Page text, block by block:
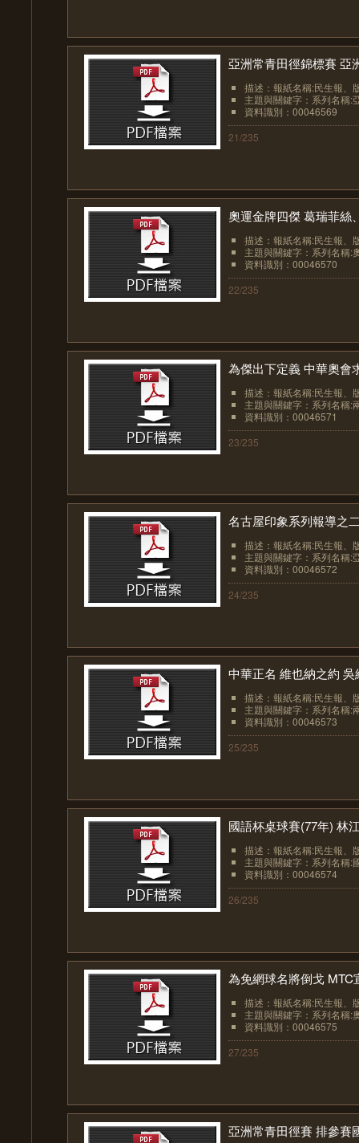
亞洲常青田徑錦標賽 亞
描述：報紙名稱:民生報、
主題與關鍵字：系列名稱:
資料識別：00046569
21/235
奧運金牌四傑 葛瑞菲絲
描述：報紙名稱:民生報、
主題與關鍵字：系列名稱:
資料識別：00046570
22/235
為傑出下定義 中華奧會
描述：報紙名稱:民生報、
主題與關鍵字：系列名稱:
資料識別：00046571
23/235
名古屋印象系列報導之
描述：報紙名稱:民生報、
主題與關鍵字：系列名稱:
資料識別：00046572
24/235
中華正名 維也納之約
描述：報紙名稱:民生報、
主題與關鍵字：系列名稱:
資料識別：00046573
25/235
國語杯桌球賽(77年) 林
描述：報紙名稱:民生報、
主題與關鍵字：系列名稱:
資料識別：00046574
26/235
為免網球名將倒戈 MTC
描述：報紙名稱:民生報、
主題與關鍵字：系列名稱:
資料識別：00046575
27/235
亞洲常青田徑賽 排參賽